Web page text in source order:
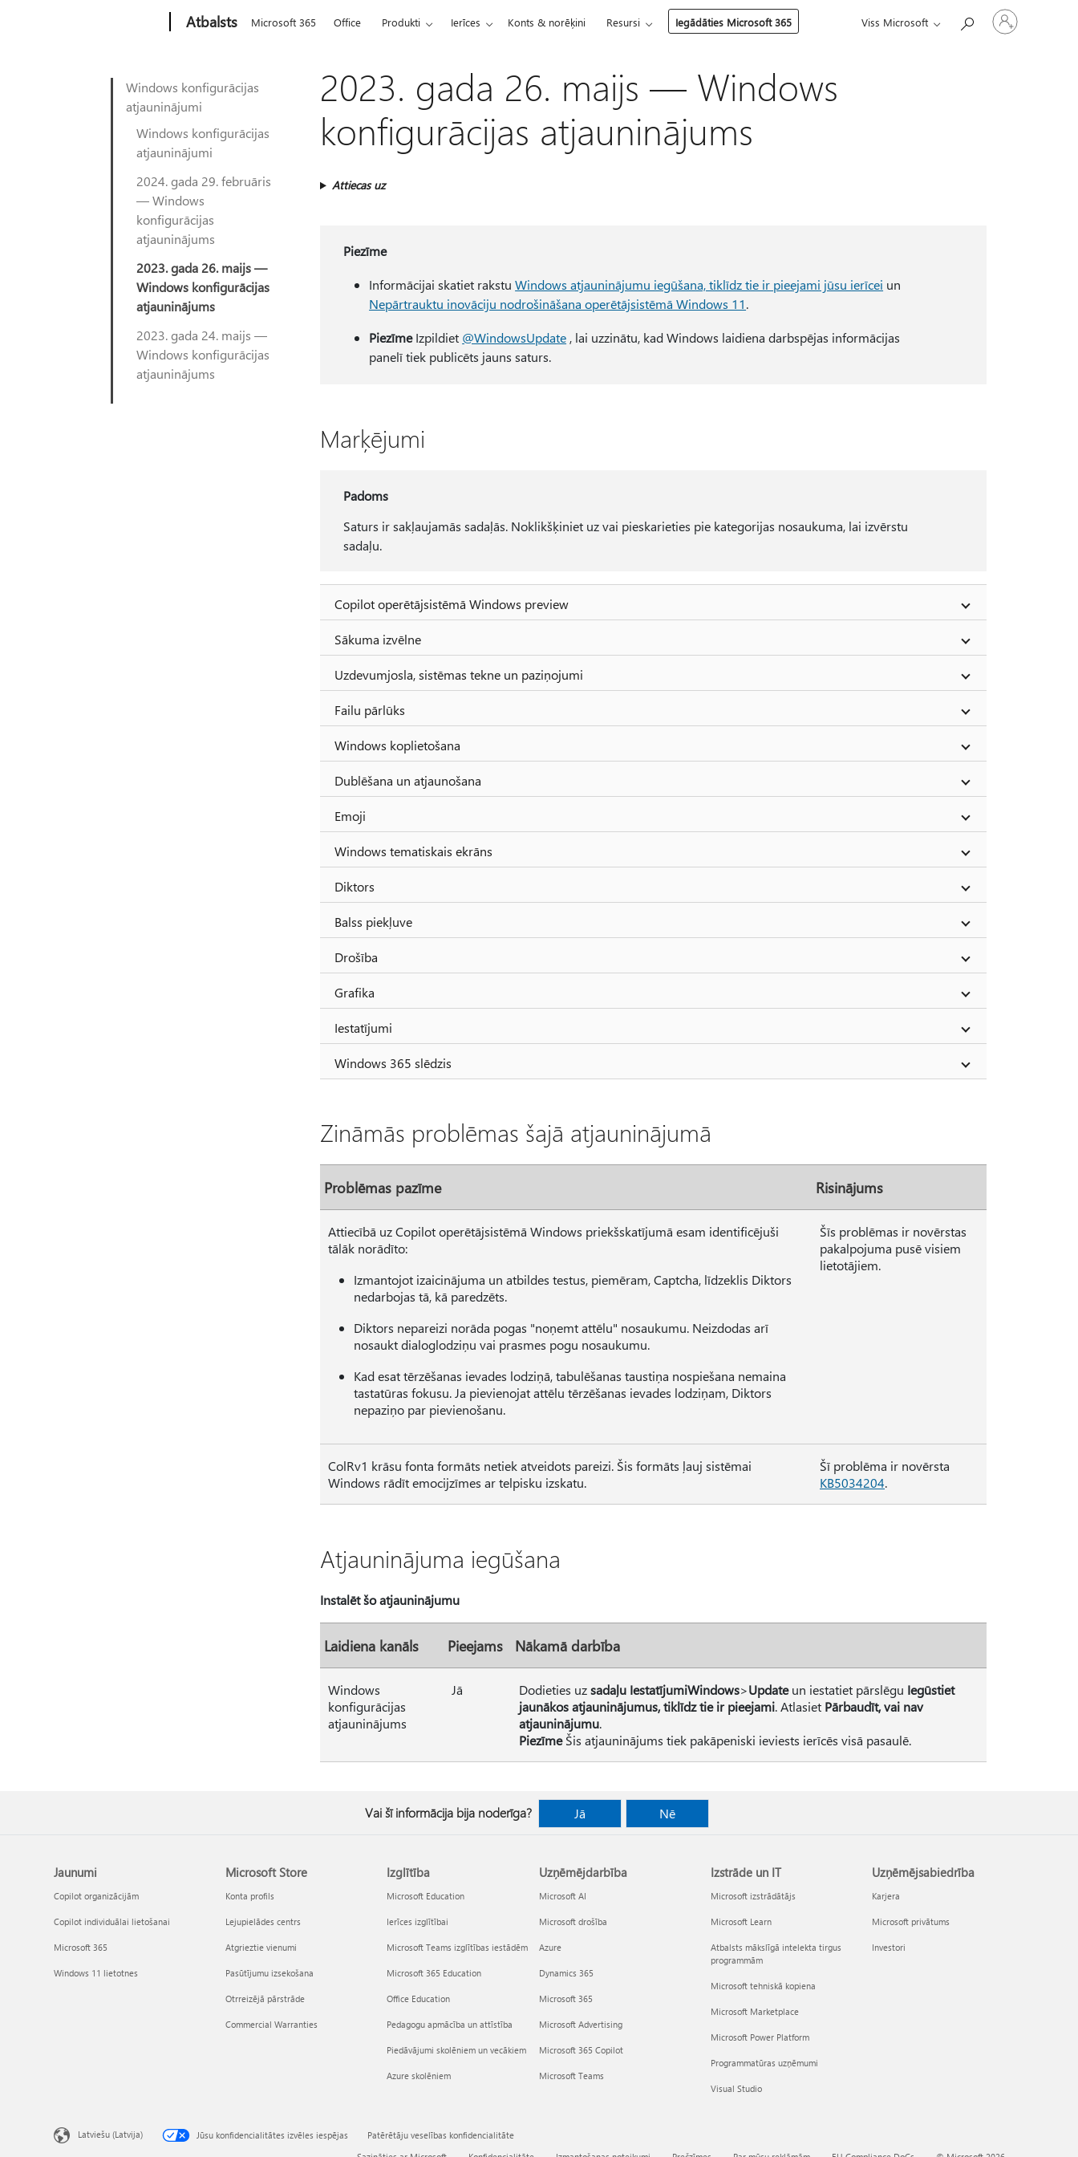
Atbalsts Microsoft 365 Office Produkti Ierīces Konts & norēķini Resursi Iegādāties Microsoft 365 Viss Microsoft
Pierakstieties
savā
kontā
Windows konfigurācijas
atjauninājumi
Windows konfigurācijas
atjauninājumi
2024. gada 29. februāris
— Windows
konfigurācijas
atjauninājums
2023. gada 26. maijs —
Windows konfigurācijas
atjauninājums
2023. gada 24. maijs —
Windows konfigurācijas
atjauninājums
2023. gada 26. maijs — Windows
konfigurācijas atjauninājums
Attiecas uz
Piezīme
Informācijai skatiet rakstuWindows atjauninājumu iegūšana, tiklīdz tie ir pieejami jūsu ierīcei un
Nepārtrauktu inovāciju nodrošināšana operētājsistēmā Windows 11.
PiezīmeIzpildiet @WindowsUpdate , lai uzzinātu, kad Windows laidiena darbspējas informācijas
panelī tiek publicēts jauns saturs.
Marķējumi
Padoms
Saturs ir sakļaujamās sadaļās. Noklikšķiniet uz vai pieskarieties pie kategorijas nosaukuma, lai izvērstu
sadaļu.
Copilot operētājsistēmā Windows preview
Sākuma izvēlne
Uzdevumjosla, sistēmas tekne un paziņojumi
Failu pārlūks
Windows koplietošana
Dublēšana un atjaunošana
Emoji
Windows tematiskais ekrāns
Diktors
Balss piekļuve
Drošība
Grafika
Iestatījumi
Windows 365 slēdzis
Zināmās problēmas šajā atjauninājumā
Problēmas pazīme Risinājums
Attiecībā uz Copilot operētājsistēmā Windows priekšskatījumā esam identificējuši
tālāk norādīto:
Izmantojot izaicinājuma un atbildes testus, piemēram, Captcha, līdzeklis Diktors
nedarbojas tā, kā paredzēts.
Diktors nepareizi norāda pogas "noņemt attēlu" nosaukumu. Neizdodas arī
nosaukt dialoglodziņu vai prasmes pogu nosaukumu.
Kad esat tērzēšanas ievades lodziņā, tabulēšanas taustiņa nospiešana nemaina
tastatūras fokusu. Ja pievienojat attēlu tērzēšanas ievades lodziņam, Diktors
nepaziņo par pievienošanu.
Šīs problēmas ir novērstas
pakalpojuma pusē visiem
lietotājiem.
ColRv1 krāsu fonta formāts netiek atveidots pareizi. Šis formāts ļauj sistēmai
Windows rādīt emocijzīmes ar telpisku izskatu.
Šī problēma ir novērsta
KB5034204.
Atjauninājuma iegūšana
Instalēt šo atjauninājumu
Laidiena kanāls Pieejams Nākamā darbība
Windows
konfigurācijas
atjauninājums
Jā Dodieties uzsadaļu IestatījumiWindows>Updateun iestatiet pārslēgu Iegūstiet
jaunākos atjauninājumus, tiklīdz tie ir pieejami. Atlasiet Pārbaudīt, vai nav
atjauninājumu.
PiezīmeŠis atjauninājums tiek pakāpeniski ieviests ierīcēs visā pasaulē.
Vai šī informācija bija noderīga? Jā Nē
Jaunumi
Copilot organizācijām
Copilot individuālai lietošanai
Microsoft 365
Windows 11 lietotnes
Microsoft Store
Konta profils
Lejupielādes centrs
Atgrieztie vienumi
Pasūtījumu izsekošana
Otrreizējā pārstrāde
Commercial Warranties
Izglītība
Microsoft Education
Ierīces izglītībai
Microsoft Teams izglītības iestādēm
Microsoft 365 Education
Office Education
Pedagogu apmācība un attīstība
Piedāvājumi skolēniem un vecākiem
Azure skolēniem
Uzņēmējdarbība
Microsoft AI
Microsoft drošība
Azure
Dynamics 365
Microsoft 365
Microsoft Advertising
Microsoft 365 Copilot
Microsoft Teams
Izstrāde un IT
Microsoft izstrādātājs
Microsoft Learn
Atbalsts mākslīgā intelekta tirgus
programmām
Microsoft tehniskā kopiena
Microsoft Marketplace
Microsoft Power Platform
Programmatūras uzņēmumi
Visual Studio
Uzņēmējsabiedrība
Karjera
Microsoft privātums
Investori
Latviešu (Latvija) Jūsu konfidencialitātes izvēles iespējas
Patērētāju veselības konfidencialitāte